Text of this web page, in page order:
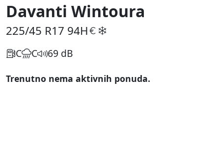
Davanti Wintoura
225/45 R17 94H
C C 69 dB
Trenutno nema aktivnih ponuda.